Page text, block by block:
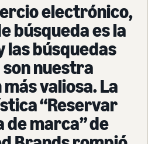
electrónico,
búsqueda es la
las búsquedas
nuestra
valiosa. La
“Reservar
de marca” de